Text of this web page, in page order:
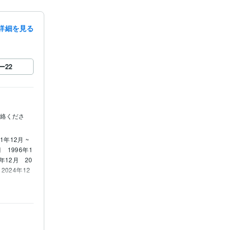
細を見る
22
くださ
年12月 ~
1996年1
12月
20
年12